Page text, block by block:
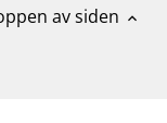
av siden expand_less